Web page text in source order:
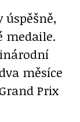
medaile.
měsíce
Prix